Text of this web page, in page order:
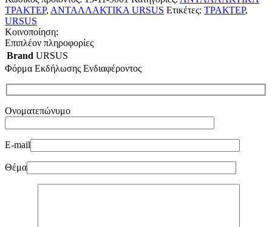
ΤΡΑΚΤΕΡ, ΑΝΤΑΛΛΑΚΤΙΚΑ URSUS Ετικέτες: ΤΡΑΚΤΕΡ,
URSUS
Κοινοποίηση:
Επιπλέον πληροφορίες
Brand URSUS
Φόρμα Εκδήλωσης Ενδιαφέροντος
Ονοματεπώνυμο
E-mail
Θέμα